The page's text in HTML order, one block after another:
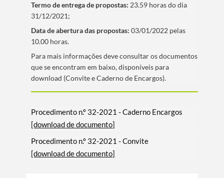
Termo de entrega de propostas: 23.59 horas do dia
31/12/2021;
Data de abertura das propostas: 03/01/2022 pelas
10.00 horas.
​Para mais informações deve consultar os documentos
que se encontram em baixo, disponí­veis para
download (Convite e Caderno de Encargos).
Procedimento n.º 32-2021 - Caderno Encargos
[download de documento]
Procedimento n.º 32-2021 - Convite
[download de documento]